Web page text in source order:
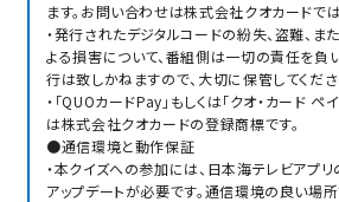
ます。お問い合わせは株式会社クオカードで
・発行されたデジタルコードの紛失、盗難、
よる損害について、番組側は一切の責任を負
行は致しかねますので、大切に保管してくださ
・「QUOカードPay」もしくは「クオ・カード
は株式会社クオカードの登録商標です。
●通信環境と動作保証
・本クイズへの参加には、日本海テレビアプ
アップデートが必要です。通信環境の良い場